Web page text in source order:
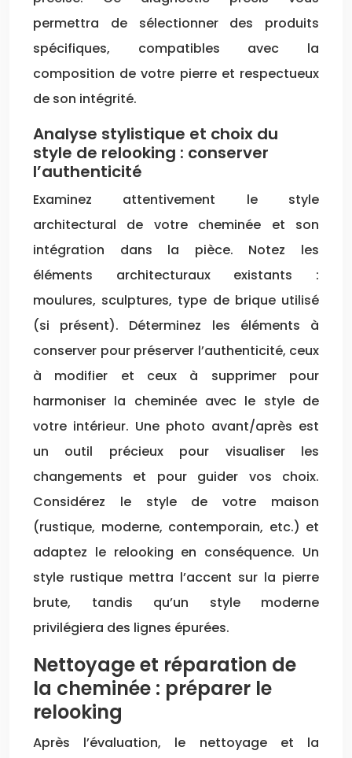
permettra de sélectionner des produits
spécifiques, compatibles avec la
composition de votre pierre et respectueux
de son intégrité.
Analyse stylistique et choix du
style de relooking : conserver
l’authenticité
Examinez attentivement le style
architectural de votre cheminée et son
intégration dans la pièce. Notez les
éléments architecturaux existants :
moulures, sculptures, type de brique utilisé
(si présent). Déterminez les éléments à
conserver pour préserver l’authenticité, ceux
à modifier et ceux à supprimer pour
harmoniser la cheminée avec le style de
votre intérieur. Une photo avant/après est
un outil précieux pour visualiser les
changements et pour guider vos choix.
Considérez le style de votre maison
(rustique, moderne, contemporain, etc.) et
adaptez le relooking en conséquence. Un
style rustique mettra l’accent sur la pierre
brute, tandis qu’un style moderne
privilégiera des lignes épurées.
Nettoyage et réparation de
la cheminée : préparer le
relooking
Après l’évaluation, le nettoyage et la